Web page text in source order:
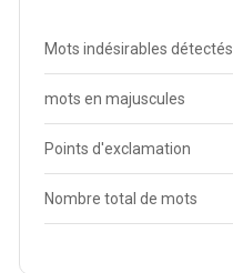
Mots indésirables détectés
mots en majuscules
Points d'exclamation
Nombre total de mots